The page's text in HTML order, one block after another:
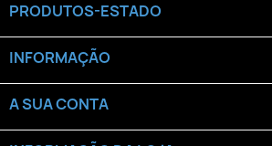
PRODUTOS-ESTADO
INFORMAÇÃO
A SUA CONTA